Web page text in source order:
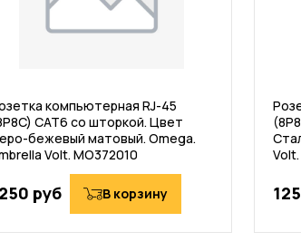
компьютерная RJ-45
CAT6 со шторкой. Цвет
бежевый матовый. Omega.
Volt. MO372010
руб В корзину